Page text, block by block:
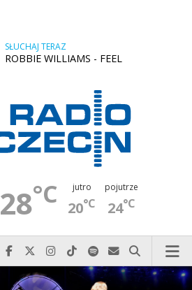
SŁUCHAJ TERAZ
ROBBIE WILLIAMS - FEEL
28°C jutro
20°C
pojutrze
24°C
Najlepiej po prostu do nas zadzwoń
Odwiedź nas na Facebook-u
Odwiedź nas na X
Odwiedź nas na Instagram-ie
Odwiedź nas na TikTok-u
Szukaj nas na Spotify
Wyślij do nas
Szukaj